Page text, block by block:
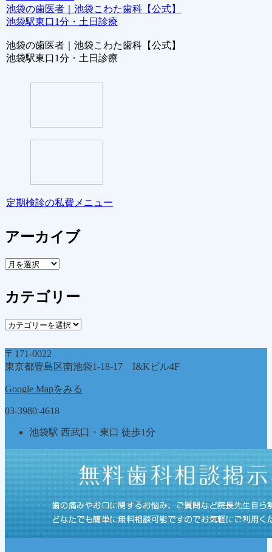
池袋の歯医者｜池袋こわた歯科【公式】
池袋駅東口1分・土日診療
池袋の歯医者｜池袋こわた歯科【公式】
池袋駅東口1分・土日診療
定期検診の私費メニュー
アーカイブ
ア
カ
イ
カテゴリー
カ
ゴ
リ
〒171-0022
東京都豊島区南池袋1-18-17 I&Kビル4F
Google Mapをみる
03-3980-4618
池袋駅 西武口・東口 徒歩1分